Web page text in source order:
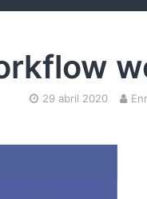
29 abril 2020